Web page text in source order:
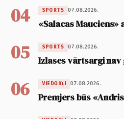
04 SPORTS 07.08.2026.
«Salacas
05 SPORTS 07.08.2026.
Izlases vārtsargi nav
06 VIEDOKĻI 07.08.2026.
Premjers būs